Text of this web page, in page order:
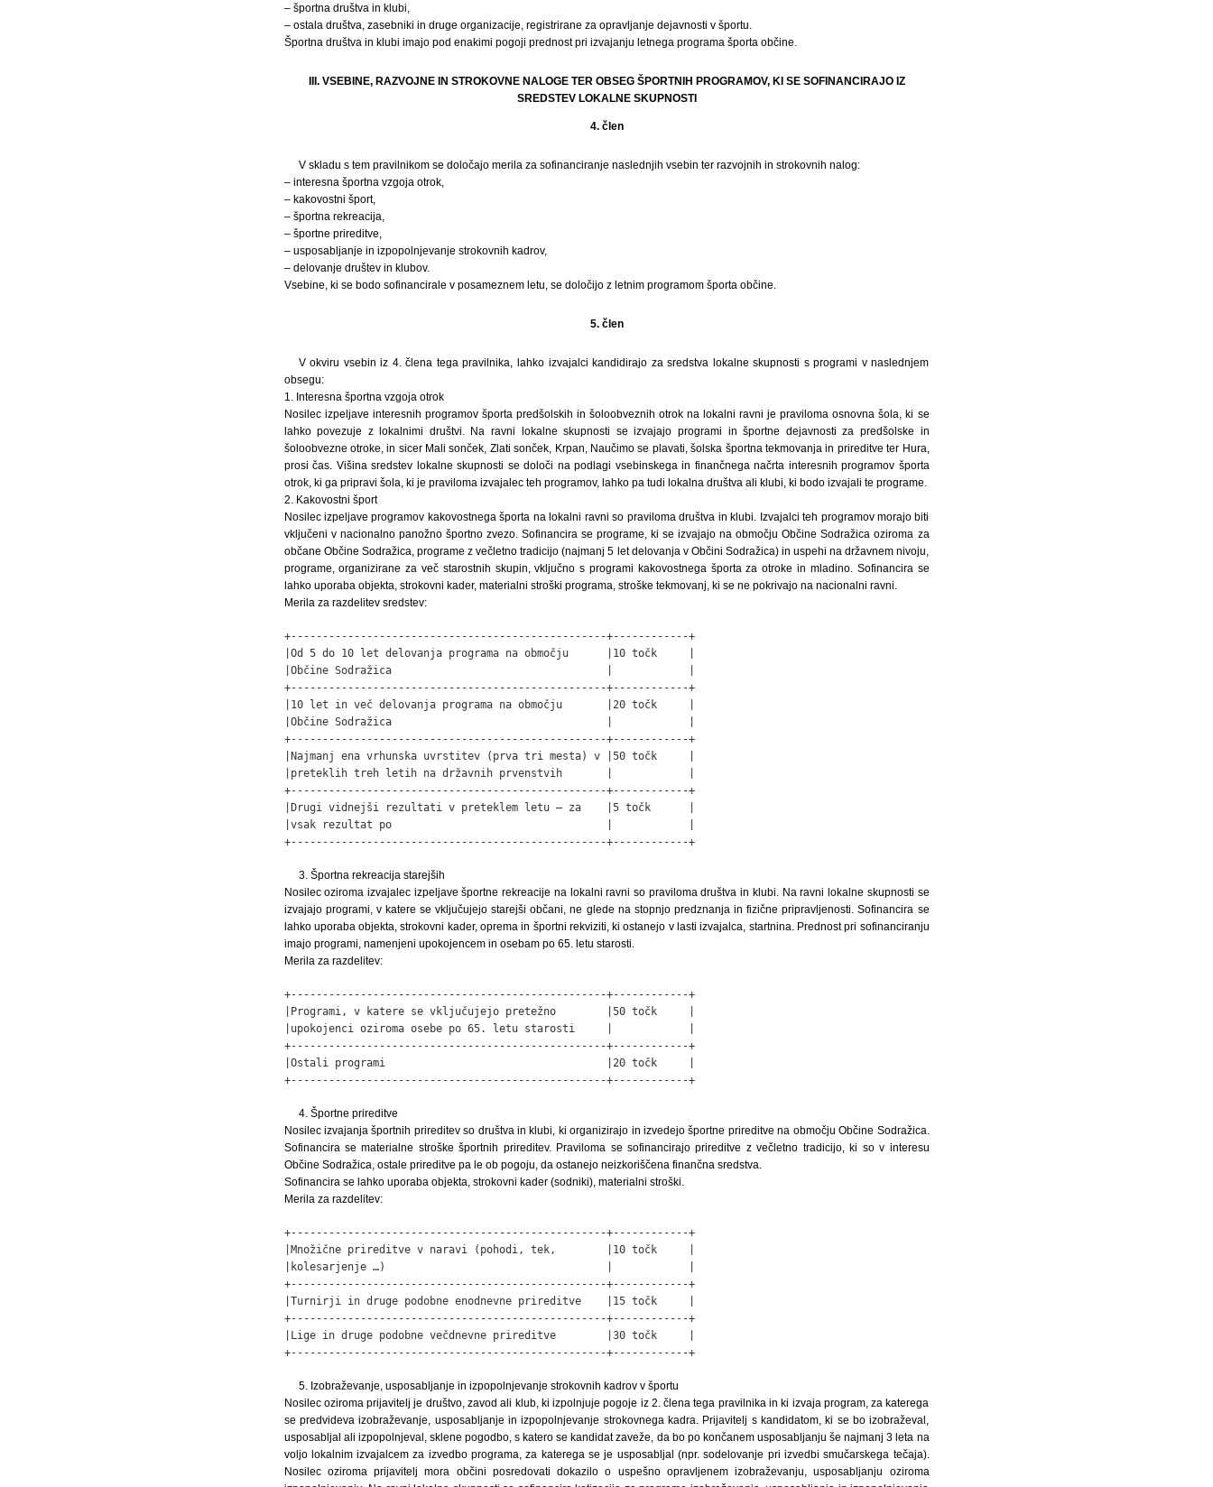
– športna društva in klubi,
– ostala društva, zasebniki in druge organizacije, registrirane za opravljanje dejavnosti v športu.
Športna društva in klubi imajo pod enakimi pogoji prednost pri izvajanju letnega programa športa občine.
III. VSEBINE, RAZVOJNE IN STROKOVNE NALOGE TER OBSEG ŠPORTNIH PROGRAMOV, KI SE SOFINANCIRAJO IZ
SREDSTEV LOKALNE SKUPNOSTI
4. člen
V skladu s tem pravilnikom se določajo merila za sofinanciranje naslednjih vsebin ter razvojnih in strokovnih nalog:
– interesna športna vzgoja otrok,
– kakovostni šport,
– športna rekreacija,
– športne prireditve,
– usposabljanje in izpopolnjevanje strokovnih kadrov,
– delovanje društev in klubov.
Vsebine, ki se bodo sofinancirale v posameznem letu, se določijo z letnim programom športa občine.
5. člen
V okviru vsebin iz 4. člena tega pravilnika, lahko izvajalci kandidirajo za sredstva lokalne skupnosti s programi v naslednjem
obsegu:
1. Interesna športna vzgoja otrok
Nosilec izpeljave interesnih programov športa predšolskih in šoloobveznih otrok na lokalni ravni je praviloma osnovna šola, ki se
lahko povezuje z lokalnimi društvi. Na ravni lokalne skupnosti se izvajajo programi in športne dejavnosti za predšolske in
šoloobvezne otroke, in sicer Mali sonček, Zlati sonček, Krpan, Naučimo se plavati, šolska športna tekmovanja in prireditve ter Hura,
prosi čas. Višina sredstev lokalne skupnosti se določi na podlagi vsebinskega in finančnega načrta interesnih programov športa
otrok, ki ga pripravi šola, ki je praviloma izvajalec teh programov, lahko pa tudi lokalna društva ali klubi, ki bodo izvajali te programe.
2. Kakovostni šport
Nosilec izpeljave programov kakovostnega športa na lokalni ravni so praviloma društva in klubi. Izvajalci teh programov morajo biti
vključeni v nacionalno panožno športno zvezo. Sofinancira se programe, ki se izvajajo na območju Občine Sodražica oziroma za
občane Občine Sodražica, programe z večletno tradicijo (najmanj 5 let delovanja v Občini Sodražica) in uspehi na državnem nivoju,
programe, organizirane za več starostnih skupin, vključno s programi kakovostnega športa za otroke in mladino. Sofinancira se
lahko uporaba objekta, strokovni kader, materialni stroški programa, stroške tekmovanj, ki se ne pokrivajo na nacionalni ravni.
Merila za razdelitev sredstev:
+--------------------------------------------------+------------+
|Od 5 do 10 let delovanja programa na območju      |10 točk     |
|Občine Sodražica                                  |            |
+--------------------------------------------------+------------+
|10 let in več delovanja programa na območju       |20 točk     |
|Občine Sodražica                                  |            |
+--------------------------------------------------+------------+
|Najmanj ena vrhunska uvrstitev (prva tri mesta) v |50 točk     |
|preteklih treh letih na državnih prvenstvih       |            |
+--------------------------------------------------+------------+
|Drugi vidnejši rezultati v preteklem letu – za    |5 točk      |
|vsak rezultat po                                  |            |
+--------------------------------------------------+------------+
3. Športna rekreacija starejših
Nosilec oziroma izvajalec izpeljave športne rekreacije na lokalni ravni so praviloma društva in klubi. Na ravni lokalne skupnosti se
izvajajo programi, v katere se vključujejo starejši občani, ne glede na stopnjo predznanja in fizične pripravljenosti. Sofinancira se
lahko uporaba objekta, strokovni kader, oprema in športni rekviziti, ki ostanejo v lasti izvajalca, startnina. Prednost pri sofinanciranju
imajo programi, namenjeni upokojencem in osebam po 65. letu starosti.
Merila za razdelitev:
+--------------------------------------------------+------------+
|Programi, v katere se vključujejo pretežno        |50 točk     |
|upokojenci oziroma osebe po 65. letu starosti     |            |
+--------------------------------------------------+------------+
|Ostali programi                                   |20 točk     |
+--------------------------------------------------+------------+
4. Športne prireditve
Nosilec izvajanja športnih prireditev so društva in klubi, ki organizirajo in izvedejo športne prireditve na območju Občine Sodražica.
Sofinancira se materialne stroške športnih prireditev. Praviloma se sofinancirajo prireditve z večletno tradicijo, ki so v interesu
Občine Sodražica, ostale prireditve pa le ob pogoju, da ostanejo neizkoriščena finančna sredstva.
Sofinancira se lahko uporaba objekta, strokovni kader (sodniki), materialni stroški.
Merila za razdelitev:
+--------------------------------------------------+------------+
|Množične prireditve v naravi (pohodi, tek,        |10 točk     |
|kolesarjenje …)                                   |            |
+--------------------------------------------------+------------+
|Turnirji in druge podobne enodnevne prireditve    |15 točk     |
+--------------------------------------------------+------------+
|Lige in druge podobne večdnevne prireditve        |30 točk     |
+--------------------------------------------------+------------+
5. Izobraževanje, usposabljanje in izpopolnjevanje strokovnih kadrov v športu
Nosilec oziroma prijavitelj je društvo, zavod ali klub, ki izpolnjuje pogoje iz 2. člena tega pravilnika in ki izvaja program, za katerega
se predvideva izobraževanje, usposabljanje in izpopolnjevanje strokovnega kadra. Prijavitelj s kandidatom, ki se bo izobraževal,
usposabljal ali izpopolnjeval, sklene pogodbo, s katero se kandidat zaveže, da bo po končanem usposabljanju še najmanj 3 leta na
voljo lokalnim izvajalcem za izvedbo programa, za katerega se je usposabljal (npr. sodelovanje pri izvedbi smučarskega tečaja).
Nosilec oziroma prijavitelj mora občini posredovati dokazilo o uspešno opravljenem izobraževanju, usposabljanju oziroma